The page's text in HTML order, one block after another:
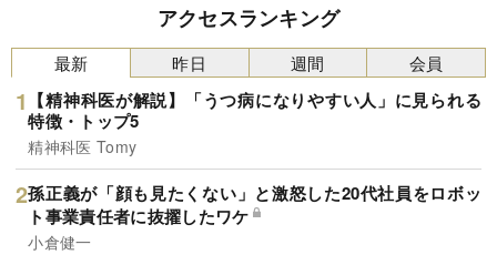
アクセスランキング
最新
【精神科医が解説】「うつ病になりやすい人」に見られる
特徴・トップ5
精神科医 Tomy
孫正義が「顔も見たくない」と激怒した20代社員をロボッ
ト事業責任者に抜擢したワケ
小倉健一
昨日 週間 会員